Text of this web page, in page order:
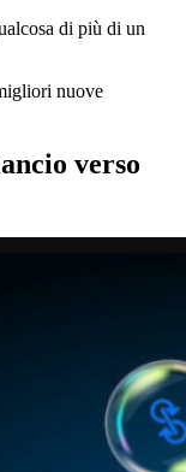
di più di un
nuove
verso